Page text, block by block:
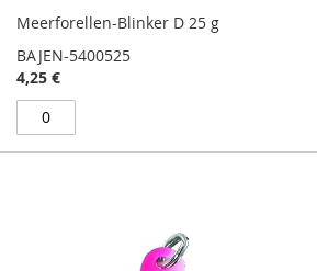
Meerforellen-Blinker D 25 g
BAJEN-5400525
4,25 €